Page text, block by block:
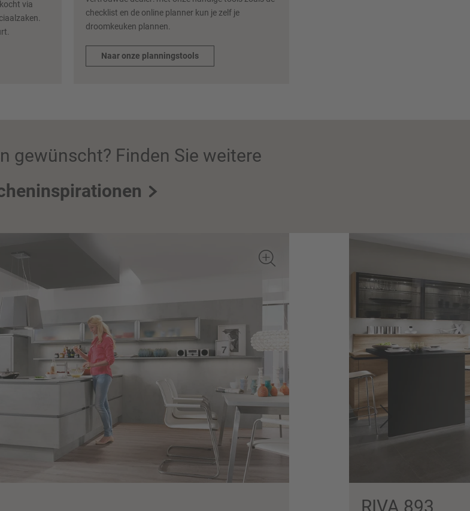
via
checklist en de online planner kun je zelf je
droomkeuken plannen.
Naar onze planningstools
gewünscht? Finden Sie weitere
RIVA 893